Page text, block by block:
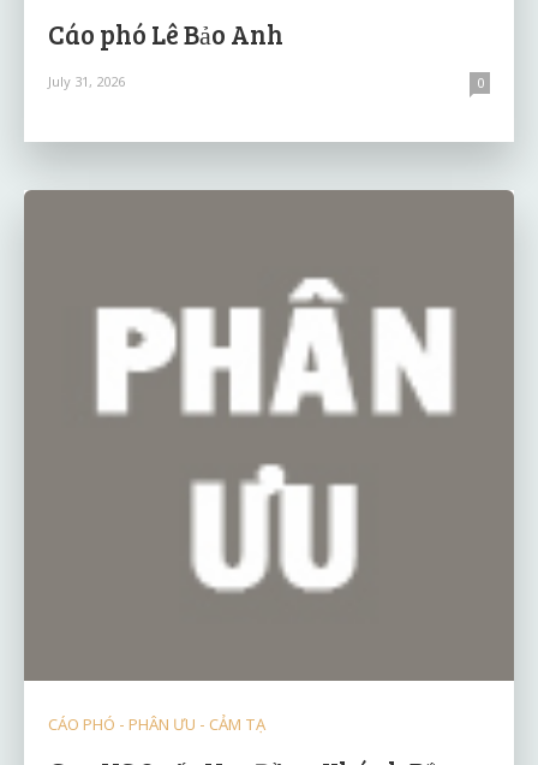
Cáo phó Lê Bảo Anh
July 31, 2026 0
CÁO PHÓ - PHÂN ƯU - CẢM TẠ